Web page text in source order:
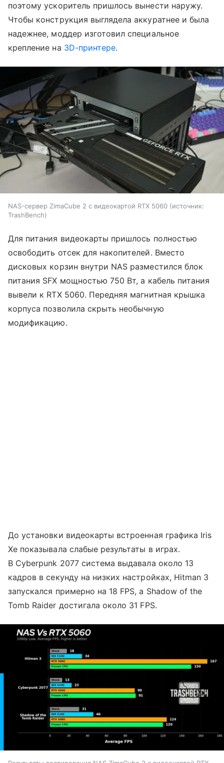
поэтому ускоритель пришлось вынести наружу.
Чтобы конструкция выглядела аккуратнее и была
надежнее, моддер изготовил специальное
крепление на 3D-принтере.
NAS-сервер ZimaCube 2 с видеокартой RTX 5060
источник:
TrashBench
Для питания видеокарты пришлось полностью
освободить отсек для накопителей. Вместо
дисковых корзин внутри NAS разместился блок
питания SFX мощностью 750 Вт, а кабель питания
вывели к RTX 5060. Передняя магнитная крышка
корпуса позволила скрыть необычную
модификацию.
До установки видеокарты встроенная графика Iris
Xe показывала слабые результаты в играх.
В Cyberpunk 2077 система выдавала около 13
кадров в секунду на низких настройках, Hitman 3
запускался примерно на 18 FPS, а Shadow of the
Tomb Raider достигала около 31 FPS.